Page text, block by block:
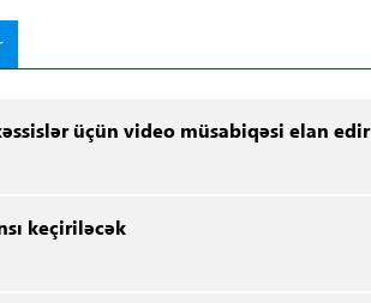
üçün video müsabiqəsi elan edir
keçiriləcək